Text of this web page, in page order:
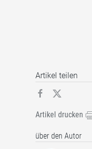
Artikel teilen
Artikel drucken
über den Autor